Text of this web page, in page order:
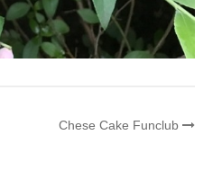
Chese Cake Funclub